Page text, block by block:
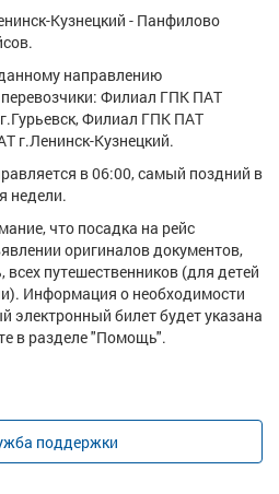
Кузнецкий - Панфилово
направлению
Филиал ГПК ПАТ
Филиал ГПК ПАТ
г.Ленинск-Кузнецкий.
в 06:00, самый поздний в
недели.
что посадка на рейс
оригиналов документов,
путешественников (для детей
Информация о необходимости
электронный билет будет указана
в разделе "Помощь".
поддержки